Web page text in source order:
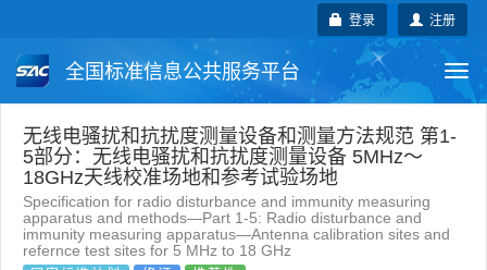
注册
登录
全国标准信息公共服务平台
国家标准 行业标准 地方标准
团体标准 企业标准
国外标准 技术委员会
无线电骚扰和抗扰度测量设备和测量方法规范 第1-
5部分：无线电骚扰和抗扰度测量设备 5MHz～
18GHz天线校准场地和参考试验场地
Specification for radio disturbance and immunity measuring
apparatus and methods—Part 1-5: Radio disturbance and
immunity measuring apparatus—Antenna calibration sites and
refernce test sites for 5 MHz to 18 GHz